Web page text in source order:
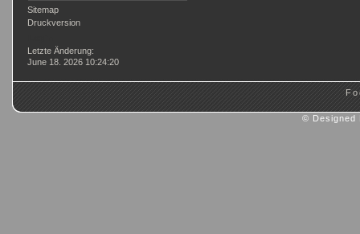
Sitemap
Druckversion
Letzte Änderung:
June 18. 2026 10:24:20
© Designed